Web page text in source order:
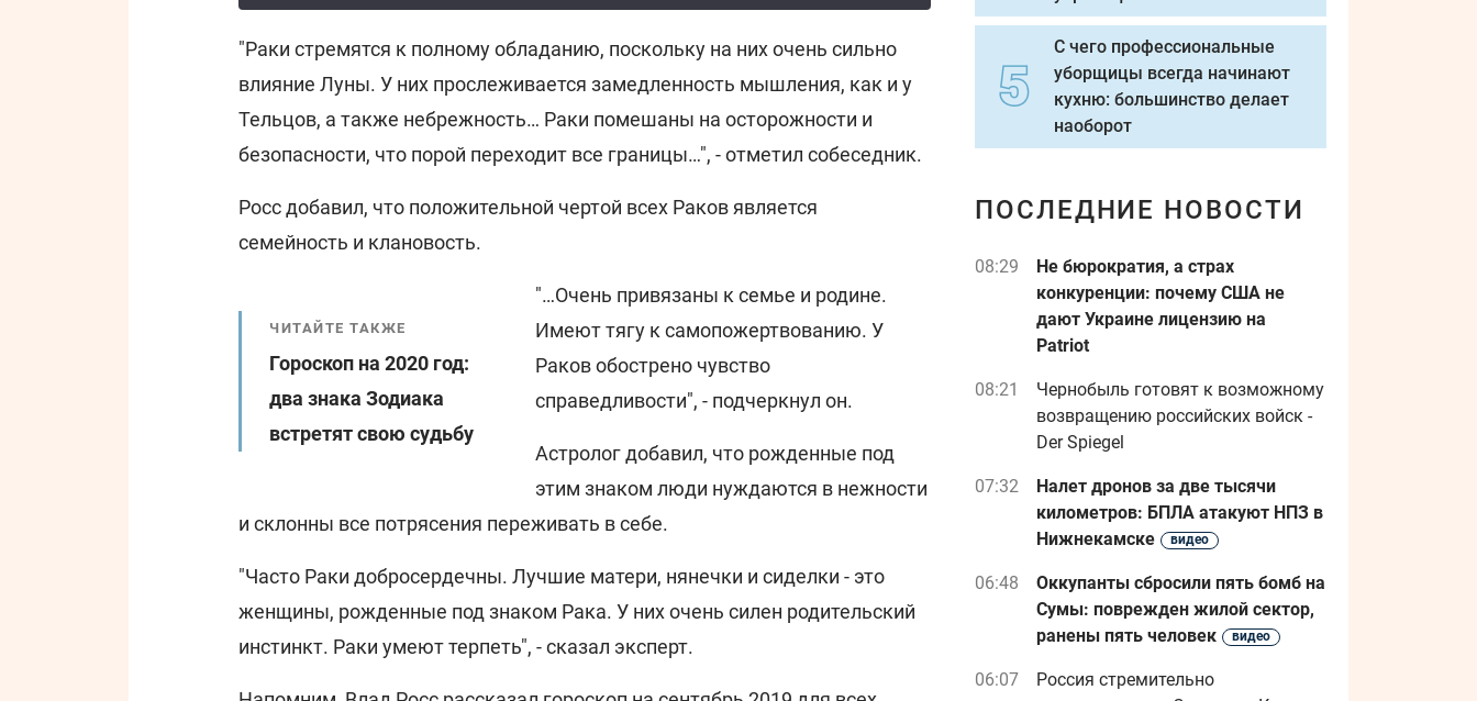
"Раки стремятся к полному обладанию, поскольку на них очень сильно
влияние Луны. У них прослеживается замедленность мышления, как и у
Тельцов, а также небрежность… Раки помешаны на осторожности и
безопасности, что порой переходит все границы…", - отметил собеседник.
Росс добавил, что положительной чертой всех Раков является
семейность и клановость.
ЧИТАЙТЕ ТАКЖЕ
Гороскоп на 2020 год:
два знака Зодиака
встретят свою судьбу
"…Очень привязаны к семье и родине.
Имеют тягу к самопожертвованию. У
Раков обострено чувство
справедливости", - подчеркнул он.
Астролог добавил, что рожденные под
этим знаком люди нуждаются в нежности
и склонны все потрясения переживать в себе.
"Часто Раки добросердечны. Лучшие матери, нянечки и сиделки - это
женщины, рожденные под знаком Рака. У них очень силен родительский
инстинкт. Раки умеют терпеть", - сказал эксперт.
С чего профессиональные
уборщицы всегда начинают
кухню: большинство делает
наоборот
ПОСЛЕДНИЕ НОВОСТИ
08:29
Не бюрократия, а страх
конкуренции: почему США не
дают Украине лицензию на
Patriot
08:21
Чернобыль готовят к возможному
возвращению российских войск -
Der Spiegel
07:32
Налет дронов за две тысячи
километров: БПЛА атакуют НПЗ в
Нижнекамске
видео
06:48
Оккупанты сбросили пять бомб на
Сумы: поврежден жилой сектор,
ранены пять человек
видео
06:07
Россия стремительно